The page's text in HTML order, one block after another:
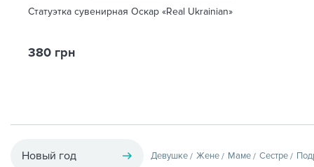
Статуэтка сувенирная Оскар «Real Ukrainian»
380 грн
Новый год Девушке Жене Маме Сестре